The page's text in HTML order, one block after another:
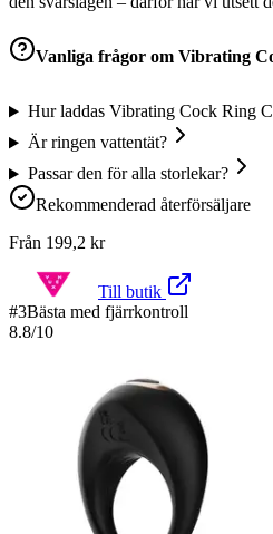
Vanliga frågor om Vibrating
Hur laddas Vibrating Cock Ring
Är ringen vattentät?
Passar den för alla storlekar?
Rekommenderad återförsäljare
Från 199,2 kr
Till butik
#3Bästa med fjärrkontroll
8.8/10